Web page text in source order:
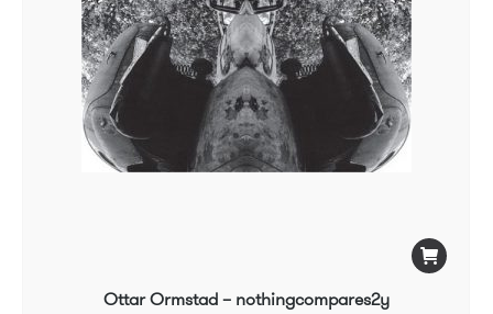
Ottar Ormstad – nothingcompares2y